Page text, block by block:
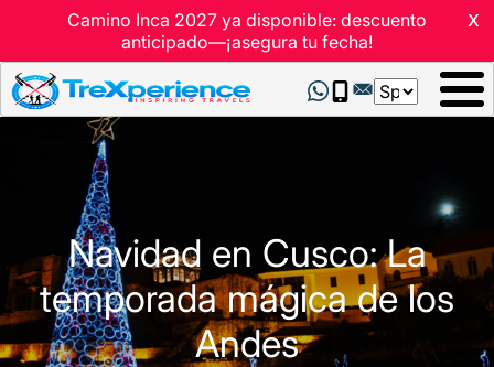
x
Camino Inca 2027 ya disponible: descuento
anticipado—¡asegura tu fecha!
Select
your
Navidad en Cusco: La
temporada mágica de los
Andes